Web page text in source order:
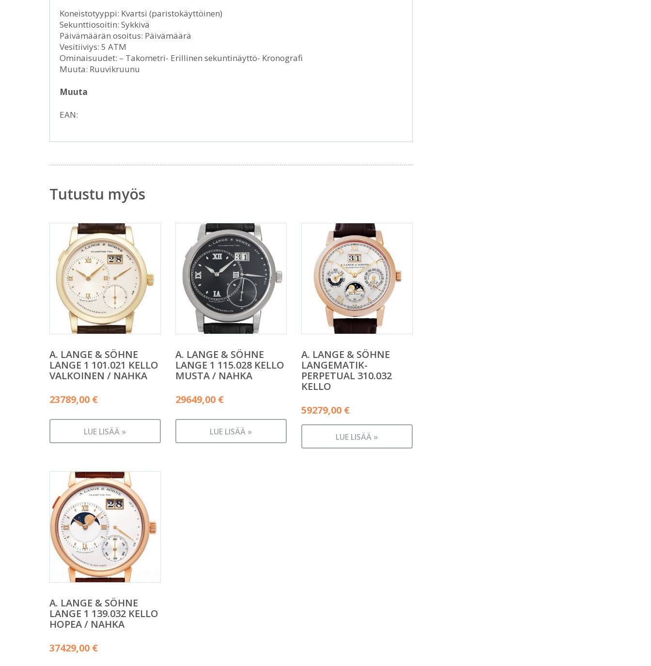
Koneistotyyppi: Kvartsi (paristokäyttöinen)
Sekunttiosoitin: Sykkivä
Päivämäärän osoitus: Päivämäärä
Vesitiiviys: 5 ATM
Ominaisuudet: – Takometri- Erillinen sekuntinäyttö- Kronografi
Muuta: Ruuvikruunu
Muuta
EAN:
Tutustu myös
A. LANGE & SÖHNE
LANGE 1 101.021 KELLO
VALKOINEN / NAHKA
23789,00 €
LUE LISÄÄ »
A. LANGE & SÖHNE
LANGE 1 115.028 KELLO
MUSTA / NAHKA
29649,00 €
LUE LISÄÄ »
A. LANGE & SÖHNE
LANGEMATIK-
PERPETUAL 310.032
KELLO
59279,00 €
LUE LISÄÄ »
A. LANGE & SÖHNE
LANGE 1 139.032 KELLO
HOPEA / NAHKA
37429,00 €